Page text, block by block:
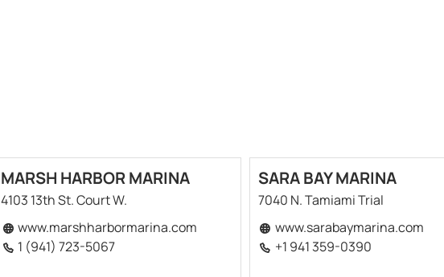
MARSH HARBOR MARINA
4103 13th St. Court W.
www.marshharbormarina.com
1 (941) 723-5067
SARA BAY MARINA
7040 N. Tamiami Trial
www.sarabaymarina.com
+1 941 359-0390